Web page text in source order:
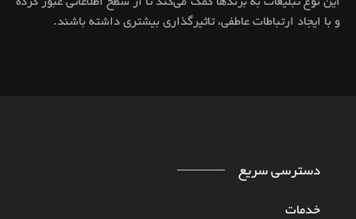
این نوع تبلیغات به برندها کمک می‌کند تا از سطح اطلاعاتی عبور کرده
و با ایجاد ارتباطات عاطفی، تاثیرگذاری بیشتری داشته باشند.
دسترسی سریع
خدمات